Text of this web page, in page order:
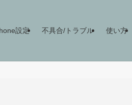
設定 不具合/トラブル 使い方